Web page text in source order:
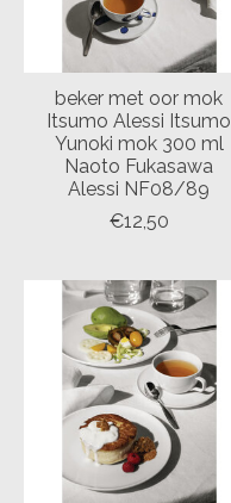
beker met oor mok
Itsumo Alessi Itsumo
Yunoki mok 300 ml
Naoto Fukasawa
Alessi NF08/89
€12,50